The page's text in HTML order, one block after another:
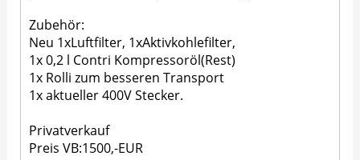
Zubehör:
Neu 1xLuftfilter, 1xAktivkohlefilter,
1x 0,2 l Contri Kompressoröl(Rest)
1x Rolli zum besseren Transport
1x aktueller 400V Stecker.
Privatverkauf
Preis VB:1500,-EUR